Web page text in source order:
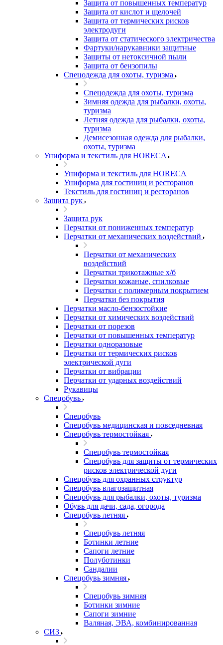
Защита от повышенных температур
Защита от кислот и щелочей
Защита от термических рисков
электродуги
Защита от статического электричества
Фартуки/нарукавники защитные
Защиты от нетоксичной пыли
Защита от бензопилы
Спецодежда для охоты, туризма
Спецодежда для охоты, туризма
Зимняя одежда для рыбалки, охоты,
туризма
Летняя одежда для рыбалки, охоты,
туризма
Демисезонная одежда для рыбалки,
охоты, туризма
Униформа и текстиль для HORECA
Униформа и текстиль для HORECA
Униформа для гостиниц и ресторанов
Текстиль для гостиниц и ресторанов
Защита рук
Защита рук
Перчатки от пониженных температур
Перчатки от механических воздействий
Перчатки от механических
воздействий
Перчатки трикотажные х/б
Перчатки кожаные, спилковые
Перчатки с полимерным покрытием
Перчатки без покрытия
Перчатки масло-бензостойкие
Перчатки от химических воздействий
Перчатки от порезов
Перчатки от повышенных температур
Перчатки одноразовые
Перчатки от термических рисков
электрической дуги
Перчатки от вибрации
Перчатки от ударных воздействий
Рукавицы
Спецобувь
Спецобувь
Спецобувь медицинская и повседневная
Спецобувь термостойкая
Спецобувь термостойкая
Спецобувь для защиты от термических
рисков электрической дуги
Спецобувь для охранных структур
Спецобувь влагозащитная
Спецобувь для рыбалки, охоты, туризма
Обувь для дачи, сада, огорода
Спецобувь летняя
Спецобувь летняя
Ботинки летние
Сапоги летние
Полуботинки
Сандалии
Спецобувь зимняя
Спецобувь зимняя
Ботинки зимние
Сапоги зимние
Валяная, ЭВА, комбинированная
СИЗ